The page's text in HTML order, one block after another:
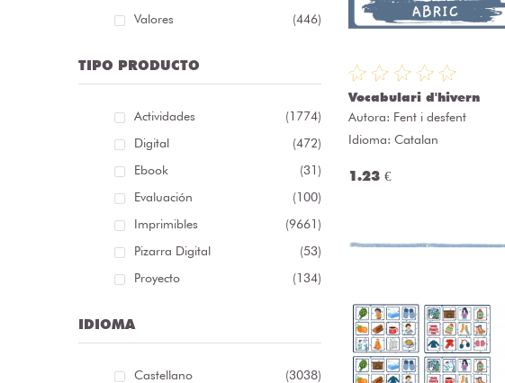
Valores
(446)
TIPO PRODUCTO
Actividades
(1774)
Digital
(472)
Ebook
(31)
Evaluación
(100)
Imprimibles
(9661)
Pizarra Digital
(53)
Proyecto
(134)
IDIOMA
Castellano
(3038)
Vocabulari d'hivern
Autora: Fent i desfent
Idioma: Catalan
1.23 €